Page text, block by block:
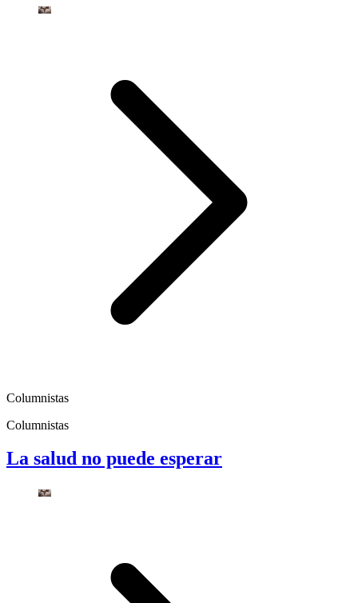
Columnistas
Columnistas
La salud no puede esperar